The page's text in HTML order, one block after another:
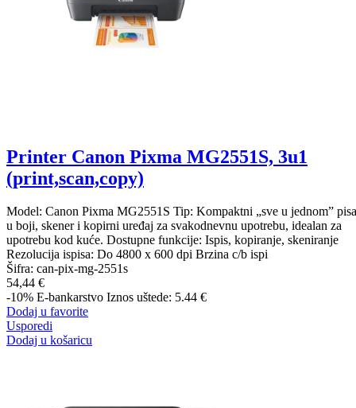
Printer Canon Pixma MG2551S, 3u1
(print,scan,copy)
Model: Canon Pixma MG2551S Tip: Kompaktni „sve u jednom”
u boji, skener i kopirni uređaj za svakodnevnu upotrebu, idealan za
upotrebu kod kuće. Dostupne funkcije: Ispis, kopiranje, skeniranje
Rezolucija ispisa: Do 4800 x 600 dpi Brzina c/b ispi
Šifra: can-pix-mg-2551s
54,44 €
-10% E-bankarstvo Iznos uštede: 5.44 €
Dodaj u favorite
Usporedi
Dodaj u košaricu